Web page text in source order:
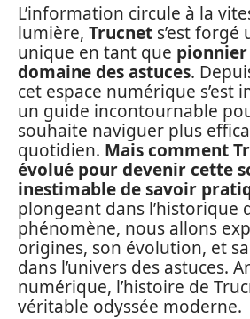
L’information circule à la
lumière, Trucnet s’est
unique en tant que pionnier
domaine des astuces.
cet espace numérique s’est
un guide incontournable
souhaite naviguer plus
quotidien. Mais comment
évolué pour devenir cette
inestimable de savoir
plongeant dans l’historique
phénomène, nous allons
origines, son évolution, et
dans l’univers des astuces.
numérique, l’histoire de
véritable odyssée moderne.